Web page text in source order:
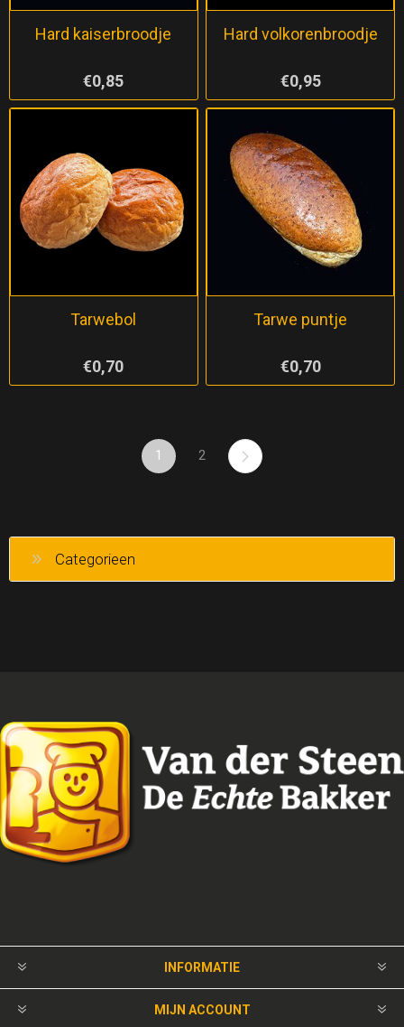
Hard kaiserbroodje
€0,85
Hard volkorenbroodje
€0,95
Tarwebol
€0,70
Tarwe puntje
€0,70
1 2
Categorieen
INFORMATIE
MIJN ACCOUNT